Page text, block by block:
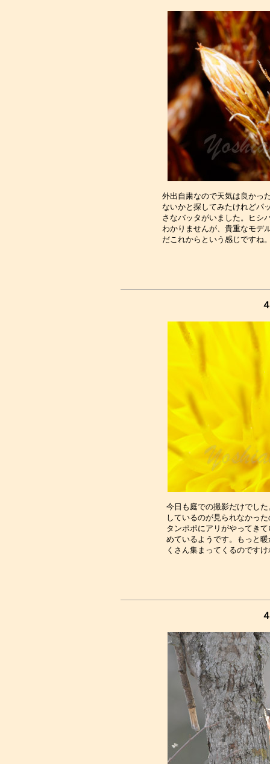
外出自粛なので天気は良かっ
ないかと探してみたけれどパ
さなバッタがいました。ヒシ
わかりませんが、貴重なモデ
今日も庭での撮影だけでし
しているのが見られなかっ
タンポポにアリがやってき
めているようです。もっと